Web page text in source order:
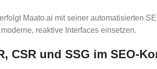
Maato.ai mit seiner automatisierten
reaktive Interfaces einsetzen.
CSR und SSG im SEO-